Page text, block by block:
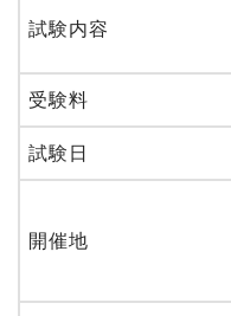
試験内容
受験料
試験日
開催地